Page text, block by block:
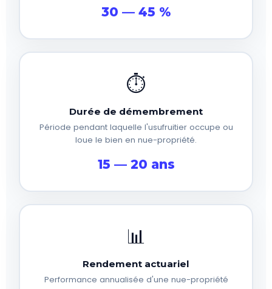
30 — 45 %
⏱️
Durée de démembrement
Période pendant laquelle l'usufruitier occupe ou
loue le bien en nue-propriété.
15 — 20 ans
📊
Rendement actuariel
Performance annualisée d'une nue-propriété